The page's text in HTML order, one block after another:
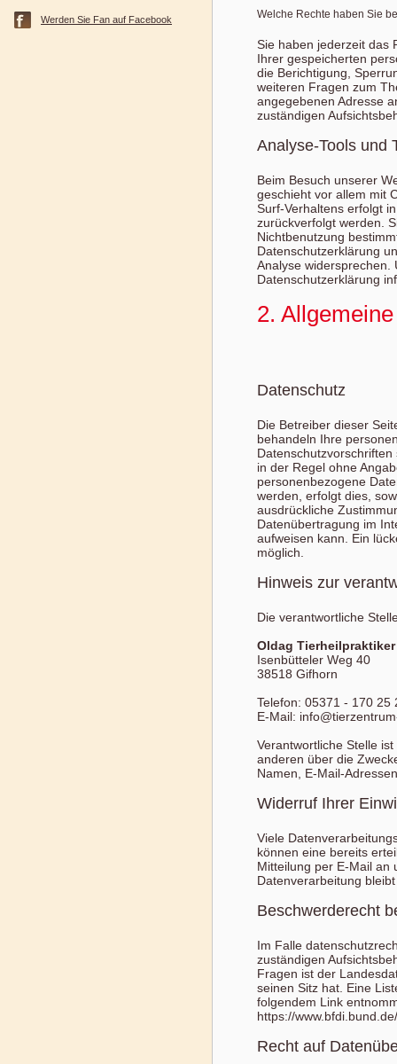
Werden Sie Fan auf Facebook Welche Rechte haben Sie
Sie haben jederzeit das
Ihrer gespeicherten
die Berichtigung,
weiteren Fragen zum
angegebenen Adresse
zuständigen
Analyse-Tools und
Beim Besuch unserer
geschieht vor allem mit
Surf-Verhaltens erfolgt
zurückverfolgt werden.
Nichtbenutzung
Datenschutzerklärung
Analyse widersprechen.
Datenschutzerklärung
2.
Datenschutz
Die Betreiber dieser
behandeln Ihre
in der Regel ohne
personenbezogene
werden, erfolgt dies,
ausdrückliche
Datenübertragung im
aufweisen kann. Ein
möglich.
Hinweis zur
Die verantwortliche
Oldag Tierheilpraktiker
Isenbütteler Weg 40
38518 Gifhorn
Telefon: 05371 - 170 25
E-Mail:
Verantwortliche Stelle
anderen über die
Namen, E-Mail-
Widerruf Ihrer
Viele
können eine bereits
Mitteilung per E-Mail an
Datenverarbeitung
Beschwerderecht
Im Falle
zuständigen
Fragen ist der
seinen Sitz hat. Eine
folgendem Link
https://
Recht auf